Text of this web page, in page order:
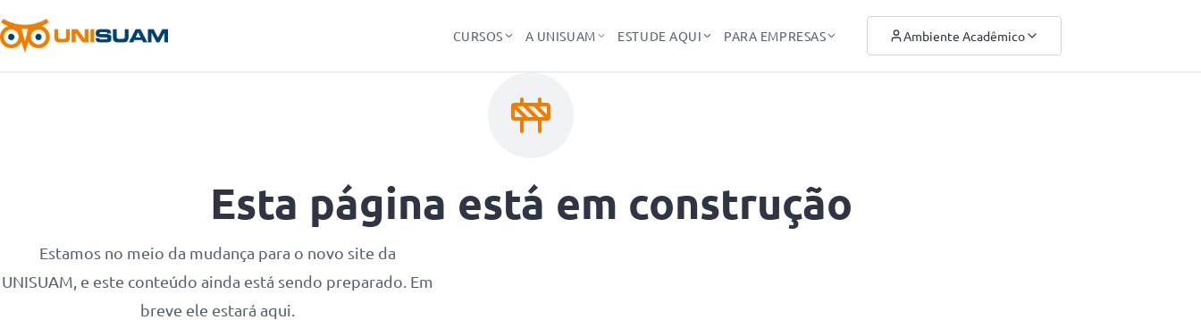
CURSOS A UNISUAM ESTUDE AQUI PARA EMPRESAS Ambiente Acadêmico
Esta página está em construção
Estamos no meio da mudança para o novo site da
UNISUAM, e este conteúdo ainda está sendo preparado. Em
breve ele estará aqui.